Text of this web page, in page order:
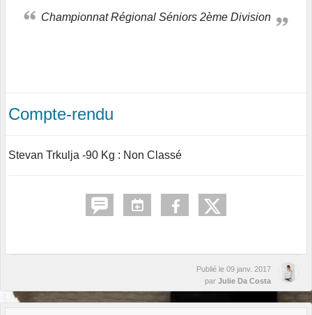
Championnat Régional Séniors 2ème Division
Compte-rendu
Stevan Trkulja -90 Kg : Non Classé
Publié le 09 janv. 2017
par Julie Da Costa